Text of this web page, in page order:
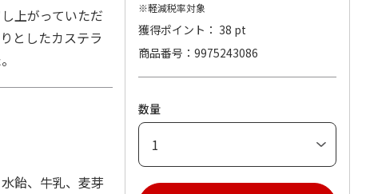
上がっていただ
としたカステラ
飴、牛乳、麦芽
※軽減税率対象
獲得ポイント： 38 pt
商品番号
9975243086
数量